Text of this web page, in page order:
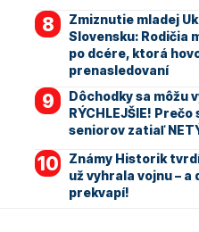
Zmiznutie mladej
Slovensku: Rodičia
po dcére, ktorá
prenasledovaní
Dôchodky sa môžu
RÝCHLEJŠIE! Prečo
seniorov zatiaľ
Známy Historik
už vyhrala vojnu – a
prekvapí!